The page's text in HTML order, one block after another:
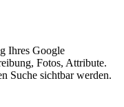
Ihres Google
Fotos, Attribute.
Suche sichtbar werden.